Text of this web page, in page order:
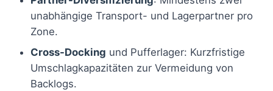
unabhängige Transport- und Lagerpartner pro
Zone.
Cross-Docking und Pufferlager: Kurzfristige
Umschlagkapazitäten zur Vermeidung von
Backlogs.